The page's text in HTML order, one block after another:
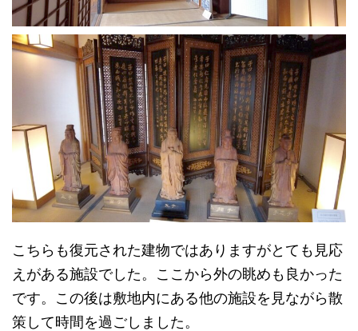
こちらも復元された建物ではありますがとても見応
えがある施設でした。ここから外の眺めも良かった
です。この後は敷地内にある他の施設を見ながら散
策して時間を過ごしました。